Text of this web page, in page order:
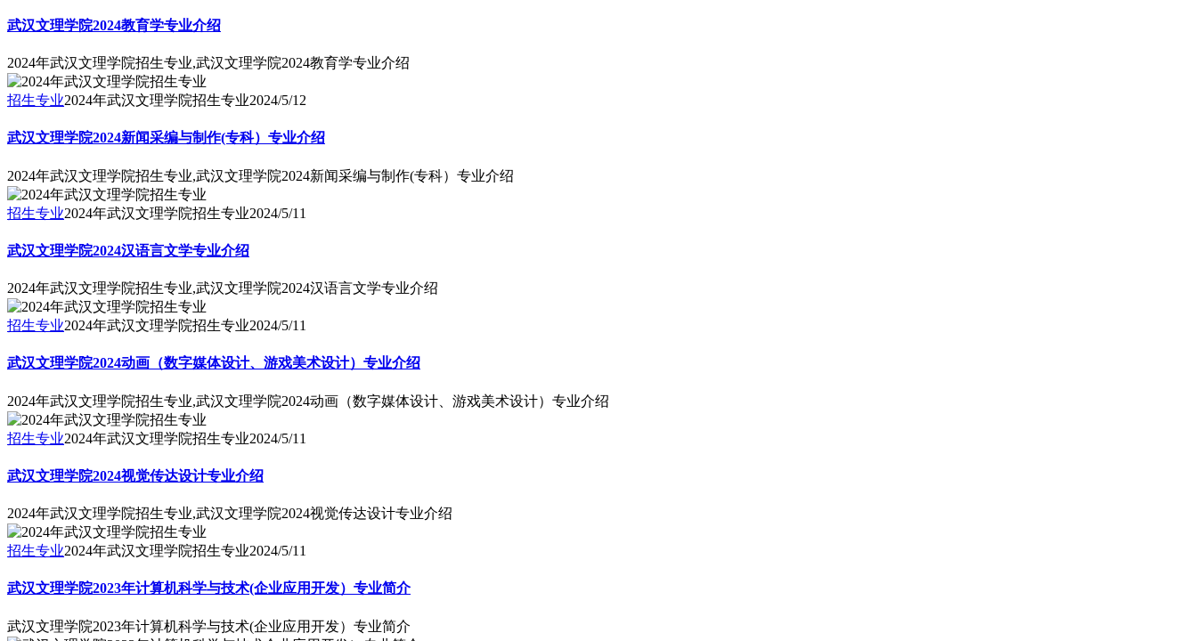
武汉文理学院2024教育学专业介绍
2024年武汉文理学院招生专业,武汉文理学院2024教育学专业介绍
招生专业2024年武汉文理学院招生专业2024/5/12
武汉文理学院2024新闻采编与制作(专科）专业介绍
2024年武汉文理学院招生专业,武汉文理学院2024新闻采编与制作(专科）专业介绍
招生专业2024年武汉文理学院招生专业2024/5/11
武汉文理学院2024汉语言文学专业介绍
2024年武汉文理学院招生专业,武汉文理学院2024汉语言文学专业介绍
招生专业2024年武汉文理学院招生专业2024/5/11
武汉文理学院2024动画（数字媒体设计、游戏美术设计）专业介绍
2024年武汉文理学院招生专业,武汉文理学院2024动画（数字媒体设计、游戏美术设计）专业介绍
招生专业2024年武汉文理学院招生专业2024/5/11
武汉文理学院2024视觉传达设计专业介绍
2024年武汉文理学院招生专业,武汉文理学院2024视觉传达设计专业介绍
招生专业2024年武汉文理学院招生专业2024/5/11
武汉文理学院2023年计算机科学与技术(企业应用开发）专业简介
武汉文理学院2023年计算机科学与技术(企业应用开发）专业简介